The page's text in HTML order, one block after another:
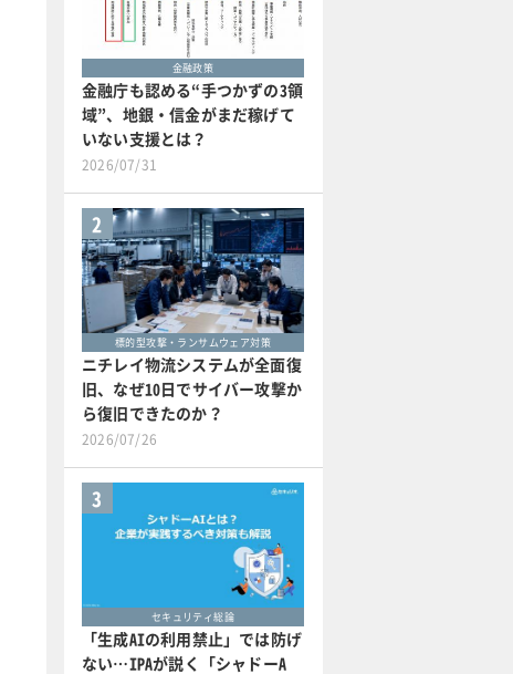
金融政策
金融庁も認める“手つかずの3領
域”、地銀・信金がまだ稼げて
いない支援とは？
2026/07/31
2
標的型攻撃・ランサムウェア対策
ニチレイ物流システムが全面復
旧、なぜ10日でサイバー攻撃か
ら復旧できたのか？
2026/07/26
3
セキュリティ総論
「生成AIの利用禁止」では防げ
ない…IPAが説く「シャドーA